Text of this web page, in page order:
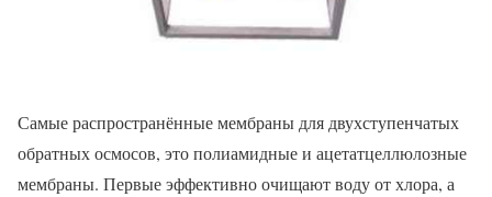
Самые распространённые мембраны для двухступенчатых
обратных осмосов, это полиамидные и ацетатцеллюлозные
мембраны. Первые эффективно очищают воду от хлора, а